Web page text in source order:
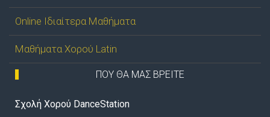
Online Ιδιαίτερα Μαθήματα
Μαθήματα Χορού Latin
ΠΟΥ ΘΑ ΜΑΣ ΒΡΕΙΤΕ
Σχολή Χορού DanceStation